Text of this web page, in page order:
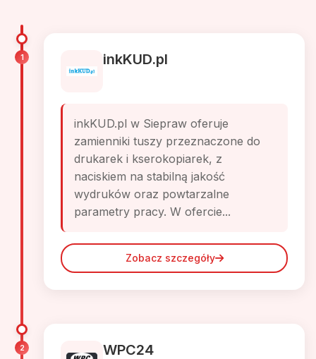
1 inkKUD.pl
inkKUD.pl w Siepraw oferuje
zamienniki tuszy przeznaczone do
drukarek i kserokopiarek, z
naciskiem na stabilną jakość
wydruków oraz powtarzalne
parametry pracy. W ofercie...
Zobacz szczegóły
2 WPC24